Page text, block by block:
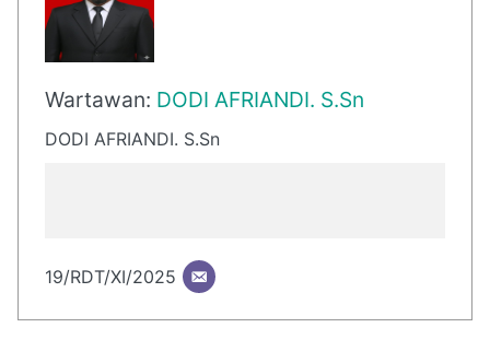
Wartawan: DODI AFRIANDI. S.Sn
DODI AFRIANDI. S.Sn
19/RDT/XI/2025